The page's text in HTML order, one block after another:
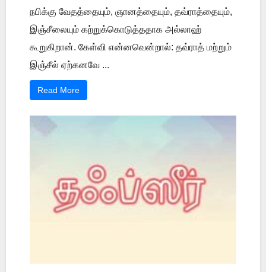
நபிக்கு வேதத்தையும், ஞானத்தையும், தவ்ராத்தையும்,
இஞ்சீலையும் கற்றுக்கொடுத்ததாக அல்லாஹ்
கூறுகிறான். கேள்வி என்னவென்றால்: தவ்ராத் மற்றும்
இஞ்சீல் ஏற்கனவே ...
Read More